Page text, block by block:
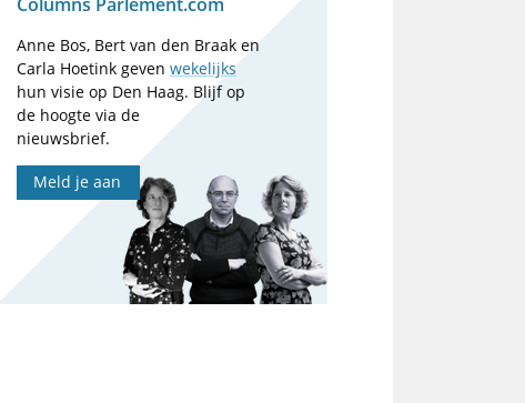
Anne Bos, Bert van den Braak en
Carla Hoetink gevenwekelijks
hun visie op Den Haag. Blijf op
de hoogte via de
nieuwsbrief.
Meld je aan